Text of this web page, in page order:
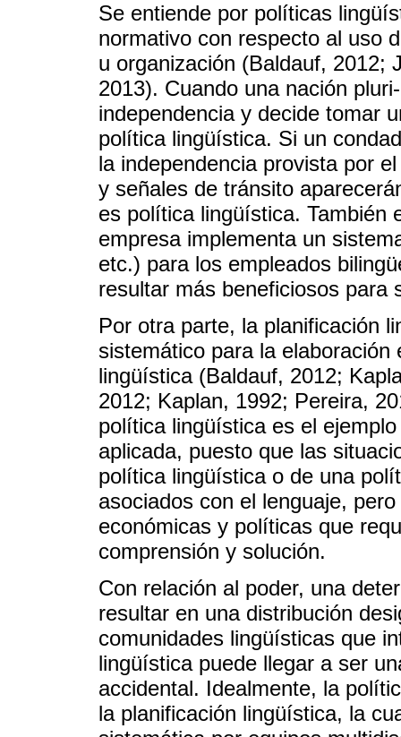
Se entiende por políticas
normativo con respecto al uso
u organización (Baldauf, 2012;
2013). Cuando una nación
independencia y decide tomar
política lingüística. Si un
la independencia provista por
y señales de tránsito
es política lingüística. También
empresa implementa un
etc.) para los empleados
resultar más beneficiosos para
Por otra parte, la planificación
sistemático para la
lingüística (Baldauf, 2012;
2012; Kaplan, 1992; Pereira,
política lingüística es el
aplicada, puesto que las
política lingüística o de una
asociados con el lenguaje,
económicas y políticas que
comprensión y solución.
Con relación al poder, una
resultar en una distribución
comunidades lingüísticas que
lingüística puede llegar a ser
accidental. Idealmente, la
la planificación lingüística, la